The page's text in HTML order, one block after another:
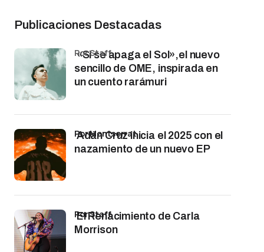
Publicaciones Destacadas
«Si se apaga el Sol»,el nuevo
sencillo de OME, inspirada en
un cuento rarámuri
por Staff
Adán Cruz inicia el 2025 con el
nazamiento de un nuevo EP
por Montserrat
El Renacimiento de Carla
Morrison
por Staff